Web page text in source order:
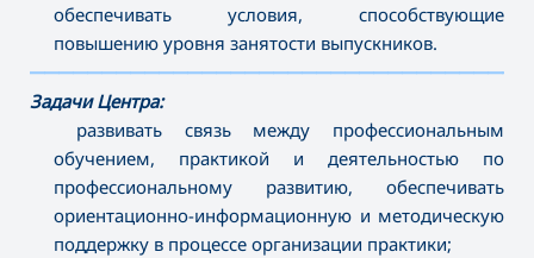
обеспечивать условия, способствующие
повышению уровня занятости выпускников.
Задачи Центра:
развивать связь между профессиональным
обучением, практикой и деятельностью по
профессиональному развитию, обеспечивать
ориентационно-информационную и методическую
поддержку в процессе организации практики;